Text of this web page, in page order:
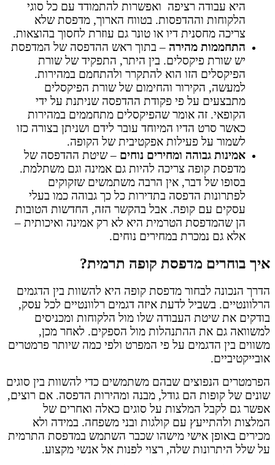
היא עבודה רציפה ואפשרות להתמודד עם כל סוגי
הלקוחות וההדפסות. בטווח הארוך, מדפסת שלא
צריכה מחסנית דיו או טונר גם עוזרת לחסוך בהוצאות.
התחממות מהירה – בתוך ראש ההדפסה של המדפסת
יש שורת פיקסלים. בין היתר, התפקיד של שורת
הפיקסלים הזו הוא להתקרר ולהתחמם במהירות.
למעשה, הקירור והחימום של שורת הפיקסלים
מתבצעים על פי פקודת ההדפסה שניתנת על ידי
הקופאי. זה אומר שהפיקסלים מתחממים במהירות
כאשר סרט הדיו המיוחד עובר לידם ושניתן בצורה כזו
לשמור על פעילות אפקטיבית של הקופה.
אמינות גבוהה ומחירים נוחים – שיטת ההדפסה של
מדפסת קופה צריכה להיות גם אמינה וגם משתלמת.
בסופו של דבר, אין הרבה משתמשים שזקוקים
לפתרונות הדפסה בתדירות כל כך גבוהה כמו בעלי
עסקים עם קופה. אבל בהקשר הזה, החדשות הטובות
הן שהמדפסת הטרמית היא לא רק אמינה ואיכותית –
אלא גם נמכרת במחירים נוחים.
איך בוחרים מדפסת קופה תרמית?
הדרך הנכונה לבחור מדפסת קופה היא להשוות בין הדגמים
הרלוונטיים. בשביל לדעת איזה דגמים רלוונטיים לכל עסק,
בודקים את שיטת העבודה שלו מול הלקוחות ומכניסים
למשוואה גם את ההתנהלות מול הספקים. לאחר מכן,
משווים בין הדגמים על פי המפרט ולפי כמה שיותר פרמטרים
אובייקטיביים.
הפרמטרים הנפוצים שבהם משתמשים כדי להשוות בין סוגים
שונים של קופות הם גודל, מבנה ומהירות הדפסה. אם רוצים,
אפשר גם לקבל המלצות על סוגים כאלה ואחרים של
המלצות ולהתייעץ עם קולגות ובני משפחה. במידה ולא
מכירים באופן אישי מישהו שכבר השתמש במדפסת התרמית
על שלל היתרונות שלה, רצוי לפנות אל אנשי מקצוע.